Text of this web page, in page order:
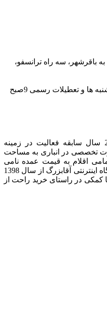
باقرشهر، سه راه ترانسفو،
همه روزه حتی جمعه ها غیر از دوشنبه ها و تعطیلات رسمی 9صبح
سیسمونی آقابزرگ با بیش از 20 سال سابقه فعالیت در زمینه
تخصصی در انباری به مساحت
اقلام به قیمت عمده نامی
آشنا در این عرصه میباشد. فروشگاه اینترنتی آقابزرگ از سال 1398
کمکی در راستای خرید راحت از